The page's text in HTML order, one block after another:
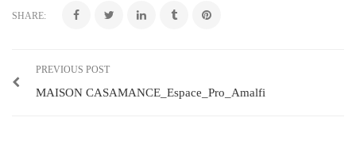
SHARE:
PREVIOUS POST
MAISON CASAMANCE_Espace_Pro_Amalfi